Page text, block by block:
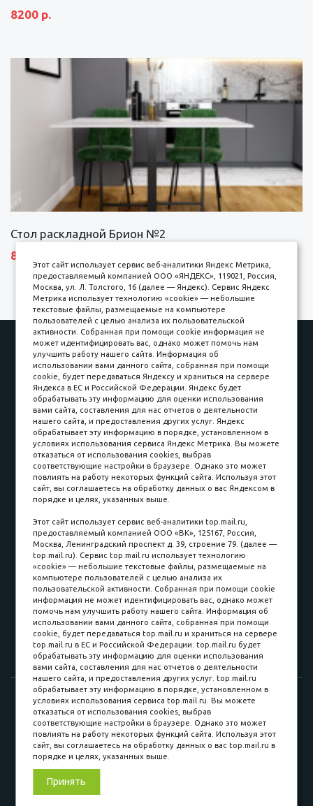
8200 р.
Стол раскладной Брион №2
8690 р.
Наши работы
Оплата
Доставка и сборка
Гарантии
Карьера в компании
Контакты
Принимаем к оплате
Наличные
пл. Соляная, 6, стр. 16
8 (3822) 60-70-30
8 (3822) 50-39-09
8 (3822) 22-77-68
8 (3822) 50-48-50
8 (3822) 65-42-10
© 2015-2026. Компания «Мебельный куб».
ИП Саворенко Валерий Александрович. Россия, г. Томск, пл.
Соляная, 6 стр. 16, Цокольный этаж
Этот сайт использует сервис веб-аналитики Яндекс Метрика,
предоставляемый компанией ООО «ЯНДЕКС», 119021, Россия,
Москва, ул. Л. Толстого, 16 (далее — Яндекс). Сервис Яндекс
Метрика использует технологию «cookie» — небольшие
текстовые файлы, размещаемые на компьютере
пользователей с целью анализа их пользовательской
активности. Собранная при помощи cookie информация не
может идентифицировать вас, однако может помочь нам
улучшить работу нашего сайта. Информация об
использовании вами данного сайта, собранная при помощи
cookie, будет передаваться Яндексу и храниться на сервере
Яндекса в ЕС и Российской Федерации. Яндекс будет
обрабатывать эту информацию для оценки использования
вами сайта, составления для нас отчетов о деятельности
нашего сайта, и предоставления других услуг. Яндекс
обрабатывает эту информацию в порядке, установленном в
условиях использования сервиса Яндекс Метрика. Вы можете
отказаться от использования cookies, выбрав
соответствующие настройки в браузере. Однако это может
повлиять на работу некоторых функций сайта. Используя этот
сайт, вы соглашаетесь на обработку данных о вас Яндексом в
порядке и целях, указанных выше.
Этот сайт использует сервис веб-аналитики top.mail.ru,
предоставляемый компанией ООО «ВК», 125167, Россия,
Москва, Ленинградский проспект д. 39, строение 79. (далее —
top.mail.ru). Сервис top.mail.ru использует технологию
«cookie» — небольшие текстовые файлы, размещаемые на
компьютере пользователей с целью анализа их
пользовательской активности. Собранная при помощи cookie
информация не может идентифицировать вас, однако может
помочь нам улучшить работу нашего сайта. Информация об
использовании вами данного сайта, собранная при помощи
cookie, будет передаваться top.mail.ru и храниться на сервере
top.mail.ru в ЕС и Российской Федерации. top.mail.ru будет
обрабатывать эту информацию для оценки использования
вами сайта, составления для нас отчетов о деятельности
нашего сайта, и предоставления других услуг. top.mail.ru
обрабатывает эту информацию в порядке, установленном в
условиях использования сервиса top.mail.ru. Вы можете
отказаться от использования cookies, выбрав
соответствующие настройки в браузере. Однако это может
повлиять на работу некоторых функций сайта. Используя этот
сайт, вы соглашаетесь на обработку данных о вас top.mail.ru в
порядке и целях, указанных выше.
Принять